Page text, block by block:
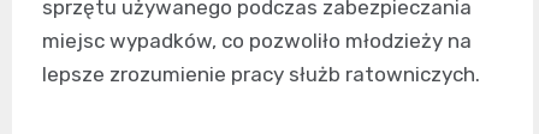
sprzętu używanego podczas zabezpieczania
miejsc wypadków, co pozwoliło młodzieży na
lepsze zrozumienie pracy służb ratowniczych.